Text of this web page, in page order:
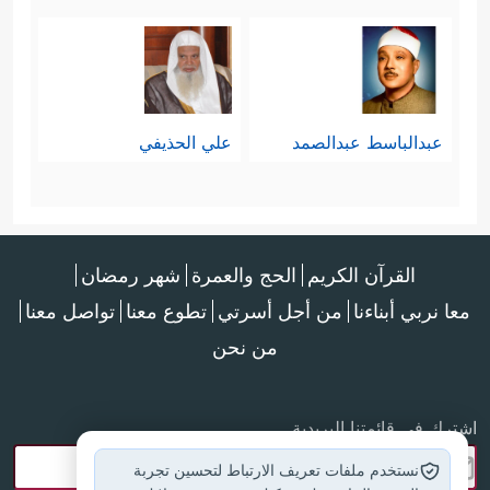
والأسرة والمجتمع، في السياسة
والاقتصاد والقوة والمنعة .. الخ.
الناس﴿وَلِأُحِلَّ لَكُم بَعۡضَ ٱلَّذِی حُرِّمَ عَلَیۡكُمۡ﴾.
﴿وَأُبۡرِئُ ٱلۡأَكۡمَهَ وَٱلۡأَبۡرَصَ﴾
بحلقات الدعوة والإصلاح السابقة
عبدالباسط عبدالصمد علي الحذيفي
القرآن الكريم الحج والعمرة شهر رمضان
معا نربي أبناءنا من أجل أسرتي تطوع معنا تواصل معنا
من نحن
اشترك في قائمتنا البريدية
نستخدم ملفات تعريف الارتباط لتحسين تجربة